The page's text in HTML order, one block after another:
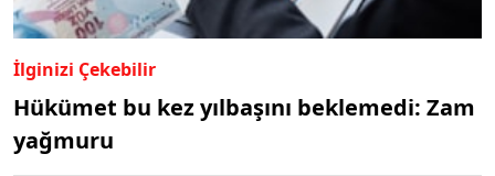
İlginizi Çekebilir
Hükümet bu kez yılbaşını beklemedi: Zam
yağmuru